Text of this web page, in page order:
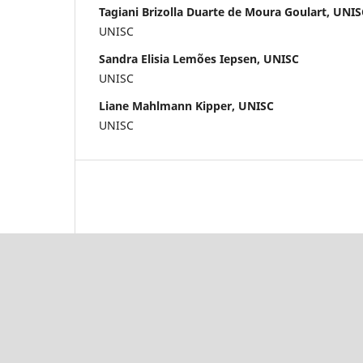
Tagiani Brizolla Duarte de Moura Goulart,
UNISC
Sandra Elisia Lemões Iepsen, UNISC
UNISC
Liane Mahlmann Kipper, UNISC
UNISC